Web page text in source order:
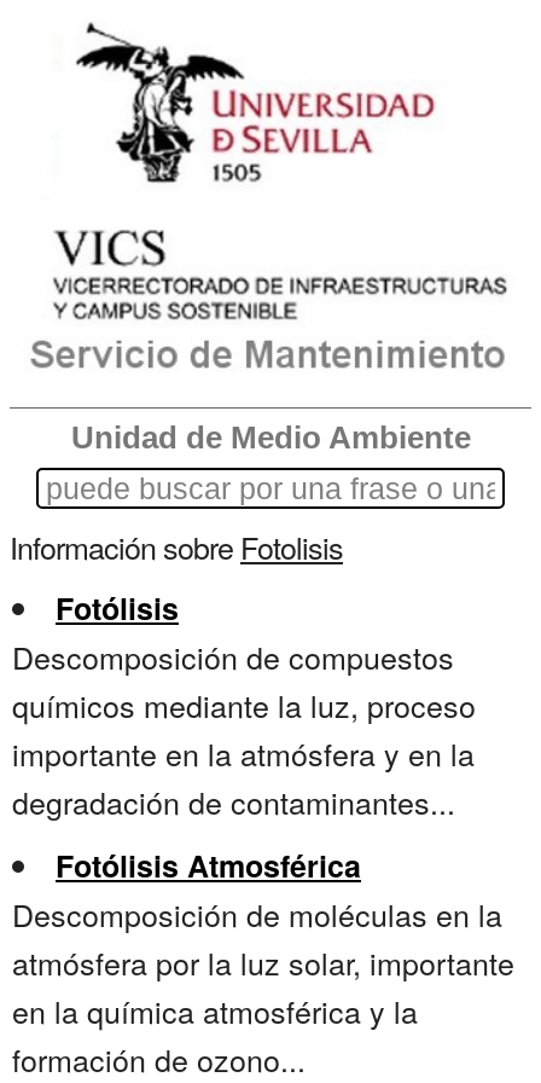
Unidad de Medio Ambiente
Información sobre Fotolisis
Fotólisis
Descomposición de compuestos
químicos mediante la luz, proceso
importante en la atmósfera y en la
degradación de contaminantes...
Fotólisis Atmosférica
Descomposición de moléculas en la
atmósfera por la luz solar, importante
en la química atmosférica y la
formación de ozono...